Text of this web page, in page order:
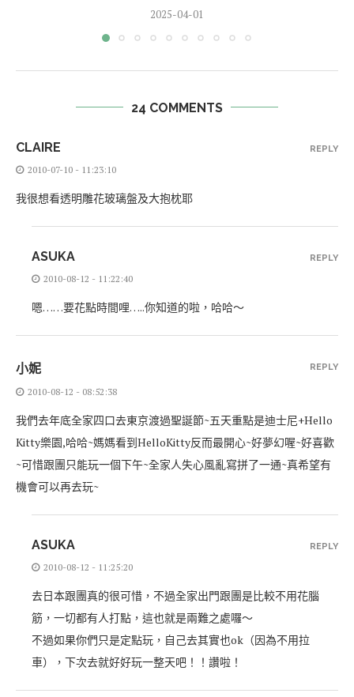
2025-04-01
24 COMMENTS
CLAIRE
2010-07-10 - 11:23:10
我很想看透明雕花玻璃盤及大抱枕耶
REPLY
ASUKA
2010-08-12 - 11:22:40
嗯……要花點時間哩…..你知道的啦，哈哈～
REPLY
小妮
2010-08-12 - 08:52:38
我們去年底全家四口去東京渡過聖誕節~五天重點是迪士尼+Hello
Kitty樂園,哈哈~媽媽看到HelloKitty反而最開心~好夢幻喔~好喜歡
~可惜跟團只能玩一個下午~全家人失心風亂寫拼了一通~真希望有
機會可以再去玩~
REPLY
ASUKA
2010-08-12 - 11:25:20
去日本跟團真的很可惜，不過全家出門跟團是比較不用花腦
筋，一切都有人打點，這也就是兩難之處囉～
不過如果你們只是定點玩，自己去其實也ok（因為不用拉
車），下次去就好好玩一整天吧！！讚啦！
REPLY